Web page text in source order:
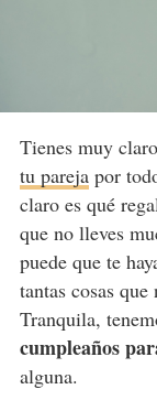
Tienes muy
tu parejapor
claro es qué
que no lleves
puede que te
tantas cosas
Tranquila,
cumpleaños
alguna.